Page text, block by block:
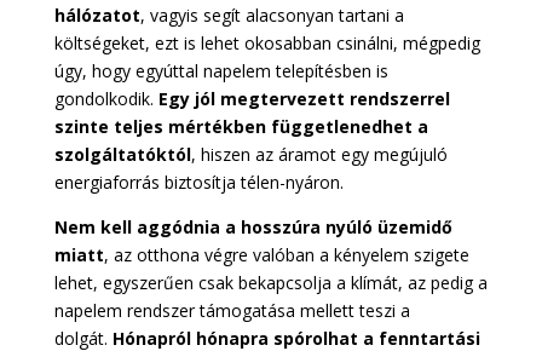
hálózatot, vagyis segít alacsonyan tartani a
költségeket, ezt is lehet okosabban csinálni, mégpedig
úgy, hogy egyúttal napelem telepítésben is
gondolkodik. Egy jól megtervezett rendszerrel
szinte teljes mértékben függetlenedhet a
szolgáltatóktól, hiszen az áramot egy megújuló
energiaforrás biztosítja télen-nyáron.
Nem kell aggódnia a hosszúra nyúló üzemidő
miatt, az otthona végre valóban a kényelem szigete
lehet, egyszerűen csak bekapcsolja a klímát, az pedig a
napelem rendszer támogatása mellett teszi a
dolgát. Hónapról hónapra spórolhat a fenntartási